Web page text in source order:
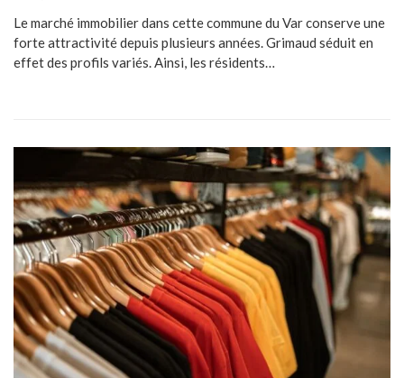
Le marché immobilier dans cette commune du Var conserve une
forte attractivité depuis plusieurs années. Grimaud séduit en
effet des profils variés. Ainsi, les résidents…